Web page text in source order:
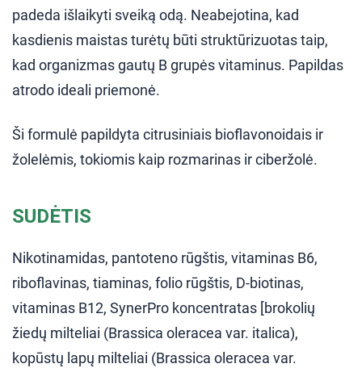
padeda išlaikyti sveiką odą. Neabejotina, kad
kasdienis maistas turėtų būti struktūrizuotas taip,
kad organizmas gautų B grupės vitaminus. Papildas
atrodo ideali priemonė.
Ši formulė papildyta citrusiniais bioflavonoidais ir
žolelėmis, tokiomis kaip rozmarinas ir ciberžolė.
SUDĖTIS
Nikotinamidas, pantoteno rūgštis, vitaminas B6,
riboflavinas, tiaminas, folio rūgštis, D-biotinas,
vitaminas B12, SynerPro koncentratas [brokolių
žiedų milteliai (Brassica oleracea var. italica),
kopūstų lapų milteliai (Brassica oleracea var.